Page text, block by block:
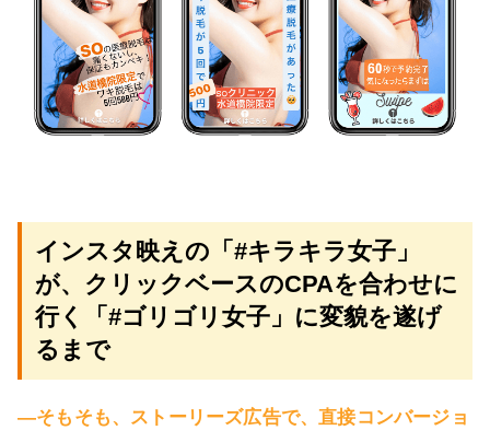
インスタ映えの「#キラキラ女子」
が、クリックベースのCPAを合わせに
行く「#ゴリゴリ女子」に変貌を遂げ
るまで
―そもそも、ストーリーズ広告で、直接コンバージョ